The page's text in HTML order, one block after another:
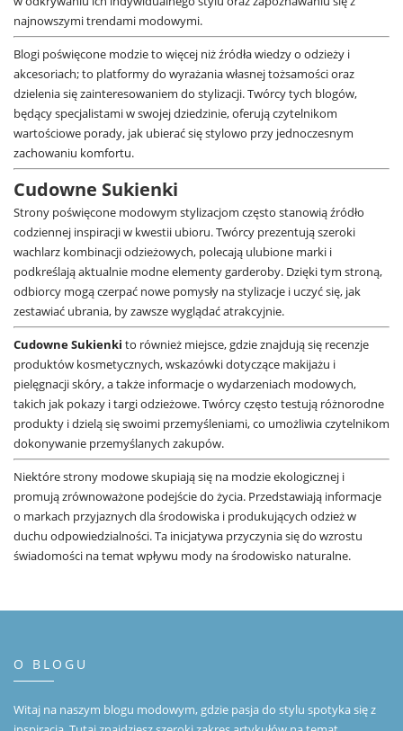
najnowszymi trendami modowymi.
Blogi poświęcone modzie to więcej niż źródła wiedzy o odzieży i
akcesoriach; to platformy do wyrażania własnej tożsamości oraz
dzielenia się zainteresowaniem do stylizacji. Twórcy tych blogów,
będący specjalistami w swojej dziedzinie, oferują czytelnikom
wartościowe porady, jak ubierać się stylowo przy jednoczesnym
zachowaniu komfortu.
Cudowne Sukienki
Strony poświęcone modowym stylizacjom często stanowią źródło
codziennej inspiracji w kwestii ubioru. Twórcy prezentują szeroki
wachlarz kombinacji odzieżowych, polecają ulubione marki i
podkreślają aktualnie modne elementy garderoby. Dzięki tym stroną,
odbiorcy mogą czerpać nowe pomysły na stylizacje i uczyć się, jak
zestawiać ubrania, by zawsze wyglądać atrakcyjnie.
Cudowne Sukienki to również miejsce, gdzie znajdują się recenzje
produktów kosmetycznych, wskazówki dotyczące makijażu i
pielęgnacji skóry, a także informacje o wydarzeniach modowych,
takich jak pokazy i targi odzieżowe. Twórcy często testują różnorodne
produkty i dzielą się swoimi przemyśleniami, co umożliwia czytelnikom
dokonywanie przemyślanych zakupów.
Niektóre strony modowe skupiają się na modzie ekologicznej i
promują zrównoważone podejście do życia. Przedstawiają informacje
o markach przyjaznych dla środowiska i produkujących odzież w
duchu odpowiedzialności. Ta inicjatywa przyczynia się do wzrostu
świadomości na temat wpływu mody na środowisko naturalne.
O BLOGU
Witaj na naszym blogu modowym, gdzie pasja do stylu spotyka się z